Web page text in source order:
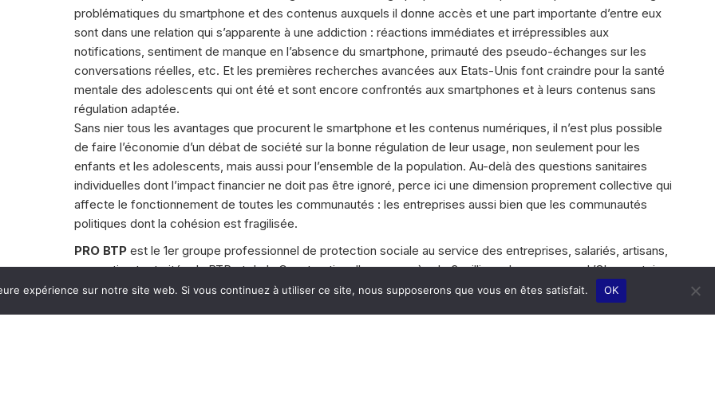
problématiques du smartphone et des contenus auxquels il donne accès et une part importante d’entre eux
sont dans une relation qui s’apparente à une addiction : réactions immédiates et irrépressibles aux
notifications, sentiment de manque en l’absence du smartphone, primauté des pseudo-échanges sur les
conversations réelles, etc. Et les premières recherches avancées aux Etats-Unis font craindre pour la santé
mentale des adolescents qui ont été et sont encore confrontés aux smartphones et à leurs contenus sans
régulation adaptée.
Sans nier tous les avantages que procurent le smartphone et les contenus numériques, il n’est plus possible
de faire l’économie d’un débat de société sur la bonne régulation de leur usage, non seulement pour les
enfants et les adolescents, mais aussi pour l’ensemble de la population. Au-delà des questions sanitaires
individuelles dont l’impact financier ne doit pas être ignoré, perce ici une dimension proprement collective qui
affecte le fonctionnement de toutes les communautés : les entreprises aussi bien que les communautés
politiques dont la cohésion est fragilisée.
PRO BTPest le 1er groupe professionnel de protection sociale au service des entreprises, salariés, artisans,
apprentis et retraités du BTP et de la Construction. Il couvre près de 3 millions de personnes. L’Observatoire
santé PRO BTP est un fonds de dotation dédié à l’amélioration de la santé des français et du système soin
expérience sur notre site web. Si vous continuez à utiliser ce site, nous supposerons que vous en êtes satisfait. OK